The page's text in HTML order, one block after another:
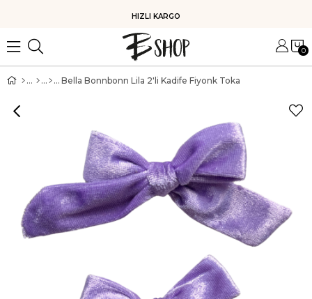
HIZLI KARGO
0
Bella Bonnbonn Lila 2'li Kadife Fiyonk Toka